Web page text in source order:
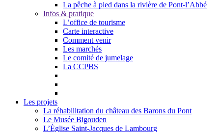
La pêche à pied dans la rivière de Pont-l’Abbé
Infos & pratique
L’office de tourisme
Carte interactive
Comment venir
Les marchés
Le comité de jumelage
La CCPBS
Les projets
La réhabilitation du château des Barons du Pont
Le Musée Bigouden
L’Église Saint-Jacques de Lambourg